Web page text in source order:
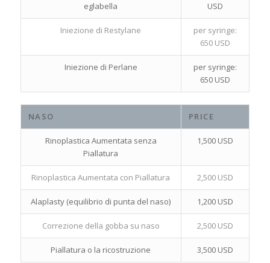
eglabella
USD
Iniezione di Restylane
per syringe:
650 USD
Iniezione di Perlane
per syringe:
650 USD
NASO PRICE
Rinoplastica Aumentata senza
Piallatura
1,500 USD
Rinoplastica Aumentata con Piallatura 2,500 USD
Alaplasty (equilibrio di punta del naso) 1,200 USD
Correzione della gobba su naso 2,500 USD
Piallatura o la ricostruzione 3,500 USD